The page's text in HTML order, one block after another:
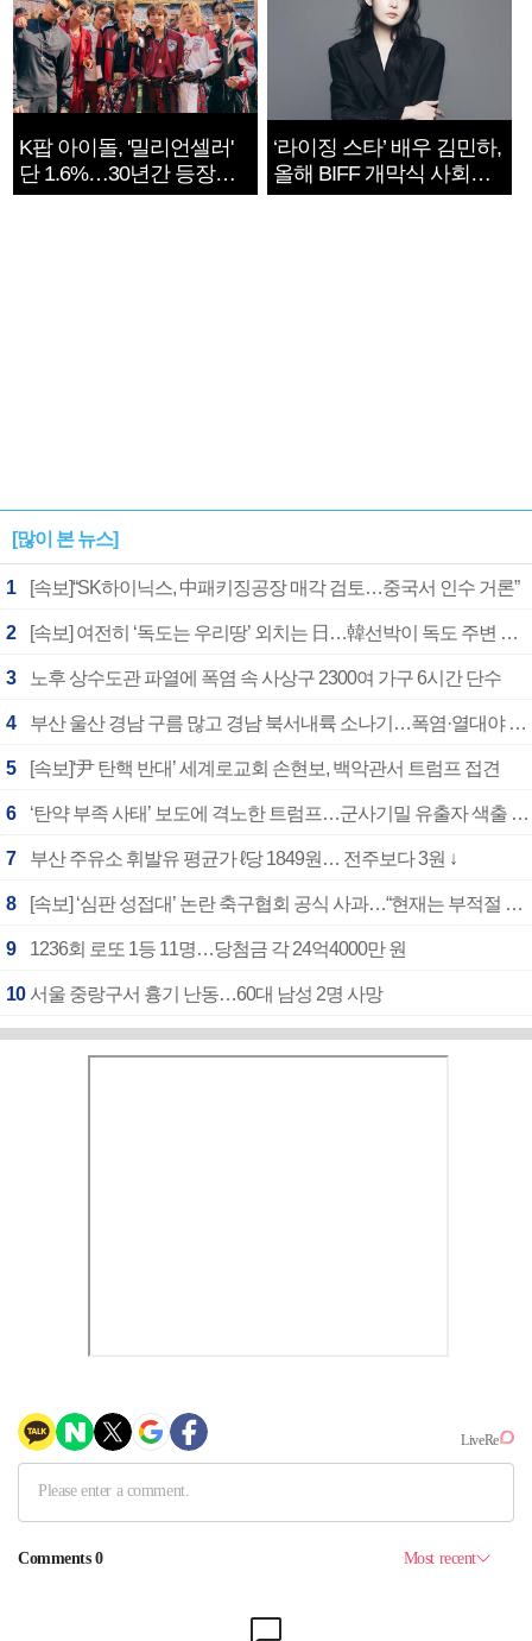
K팝 아이돌, '밀리언셀러'
단 1.6%…30년간 등장
1182개팀 전수조사
‘라이징 스타’ 배우 김민하,
올해 BIFF 개막식 사회자
확정
[많이 본 뉴스]
1 [속보]“SK하이닉스, 中패키징공장 매각 검토…중국서 인수 거론”
2 [속보] 여전히 ‘독도는 우리땅’ 외치는 日…韓선박이 독도 주변 해양조사 활동하자 반발
3 노후 상수도관 파열에 폭염 속 사상구 2300여 가구 6시간 단수
4 부산 울산 경남 구름 많고 경남 북서내륙 소나기…폭염·열대야 계속
5 [속보]‘尹 탄핵 반대’ 세계로교회 손현보, 백악관서 트럼프 접견
6 ‘탄약 부족 사태’ 보도에 격노한 트럼프…군사기밀 유출자 색출 지시
7 부산 주유소 휘발유 평균가 ℓ당 1849원… 전주보다 3원 ↓
8 [속보] ‘심판 성접대’ 논란 축구협회 공식 사과…“현재는 부적절 행위 없어”
9 1236회 로또 1등 11명…당첨금 각 24억4000만 원
10 서울 중랑구서 흉기 난동…60대 남성 2명 사망